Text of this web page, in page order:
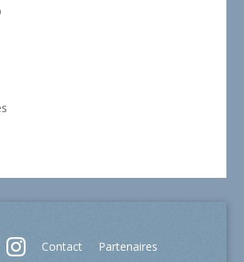
Contact
Partenaires